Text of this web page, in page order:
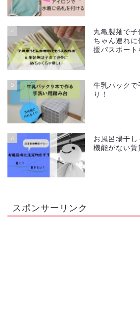
4
丸亀製麺で
ちゃん連れ
援パスポート
5
牛乳パックで
り！
6
お風呂場干
機能がない賃
スポンサーリンク